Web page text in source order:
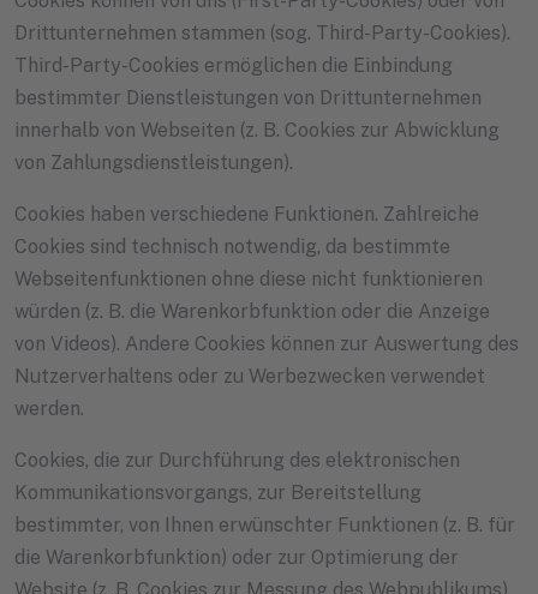
Drittunternehmen stammen (sog. Third-Party-Cookies).
Third-Party-Cookies ermöglichen die Einbindung
bestimmter Dienstleistungen von Drittunternehmen
innerhalb von Webseiten (z. B. Cookies zur Abwicklung
von Zahlungsdienstleistungen).
Cookies haben verschiedene Funktionen. Zahlreiche
Cookies sind technisch notwendig, da bestimmte
Webseitenfunktionen ohne diese nicht funktionieren
würden (z. B. die Warenkorbfunktion oder die Anzeige
von Videos). Andere Cookies können zur Auswertung des
Nutzerverhaltens oder zu Werbezwecken verwendet
werden.
Cookies, die zur Durchführung des elektronischen
Kommunikationsvorgangs, zur Bereitstellung
bestimmter, von Ihnen erwünschter Funktionen (z. B. für
die Warenkorbfunktion) oder zur Optimierung der